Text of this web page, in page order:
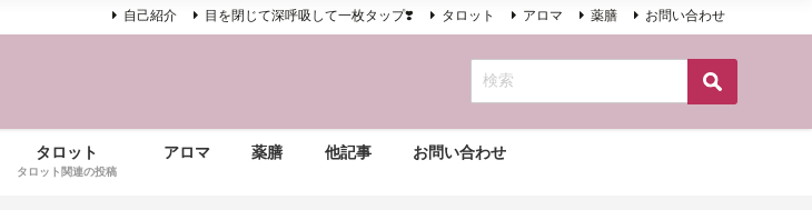
自己紹介 目を閉じて深呼吸して一枚タップ❣️ タロット アロマ 薬膳 お問い合わせ
タロット
タロット関連の投稿
アロマ 薬膳 他記事 お問い合わせ